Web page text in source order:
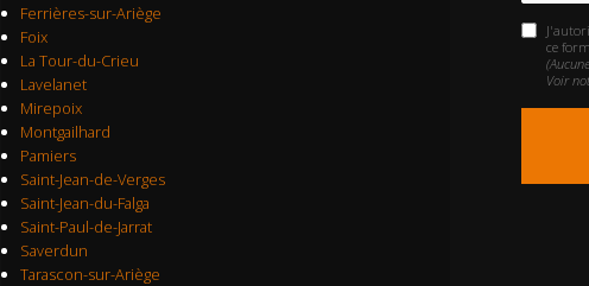
Ferrières-sur-Ariège
Foix
La Tour-du-Crieu
Lavelanet
Mirepoix
Montgailhard
Pamiers
Saint-Jean-de-Verges
Saint-Jean-du-Falga
Saint-Paul-de-Jarrat
Saverdun
Tarascon-sur-Ariège
ce
Voir